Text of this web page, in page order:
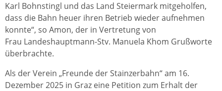
Karl Bohnstingl und das Land Steiermark mitgeholfen,
dass die Bahn heuer ihren Betrieb wieder aufnehmen
konnte“, so Amon, der in Vertretung von
Frau Landeshauptmann-Stv. Manuela Khom Grußworte
überbrachte.
Als der Verein „Freunde der Stainzerbahn“ am 16.
Dezember 2025 in Graz eine Petition zum Erhalt der